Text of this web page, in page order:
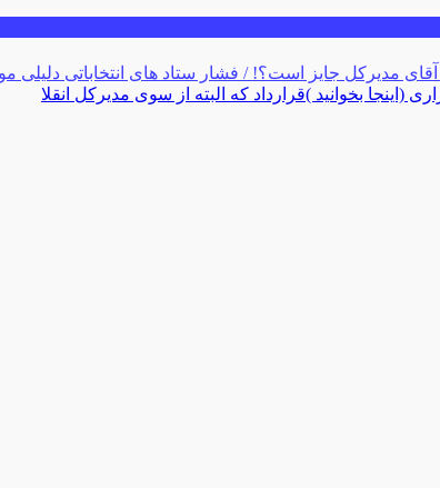
آقای مدیرکل جایز است؟! / فشار ستاد های انتخاباتی دلیلی
بخوانید )قرارداد که البته از سوی مدیرکل انقلا